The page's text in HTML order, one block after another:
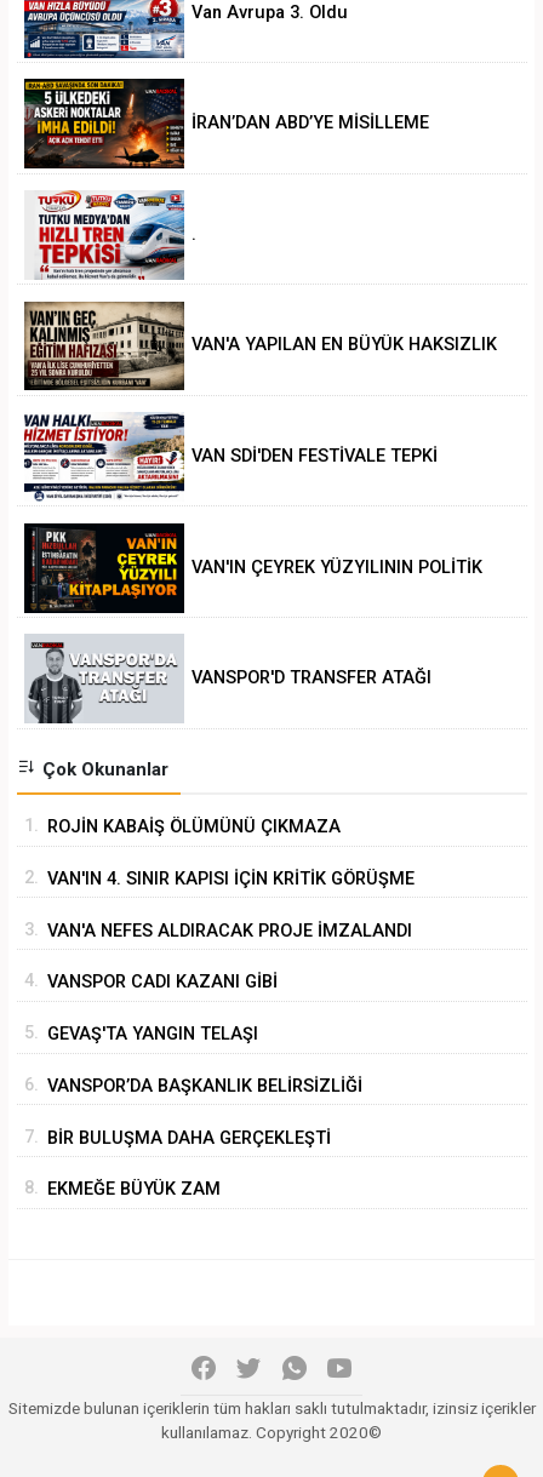
Van Avrupa 3. Oldu
İRAN’DAN ABD’YE MİSİLLEME
.
VAN'A YAPILAN EN BÜYÜK HAKSIZLIK
VAN SDİ'DEN FESTİVALE TEPKİ
VAN'IN ÇEYREK YÜZYILININ POLİTİK
VANSPOR'D TRANSFER ATAĞI
Çok Okunanlar
1. ROJİN KABAİŞ ÖLÜMÜNÜ ÇIKMAZA
2. VAN'IN 4. SINIR KAPISI İÇİN KRİTİK GÖRÜŞME
3. VAN'A NEFES ALDIRACAK PROJE İMZALANDI
4. VANSPOR CADI KAZANI GİBİ
5. GEVAŞ'TA YANGIN TELAŞI
6. VANSPOR’DA BAŞKANLIK BELİRSİZLİĞİ
7. BİR BULUŞMA DAHA GERÇEKLEŞTİ
8. EKMEĞE BÜYÜK ZAM
Sitemizde bulunan içeriklerin tüm hakları saklı tutulmaktadır, izinsiz içerikler
kullanılamaz. Copyright 2020©